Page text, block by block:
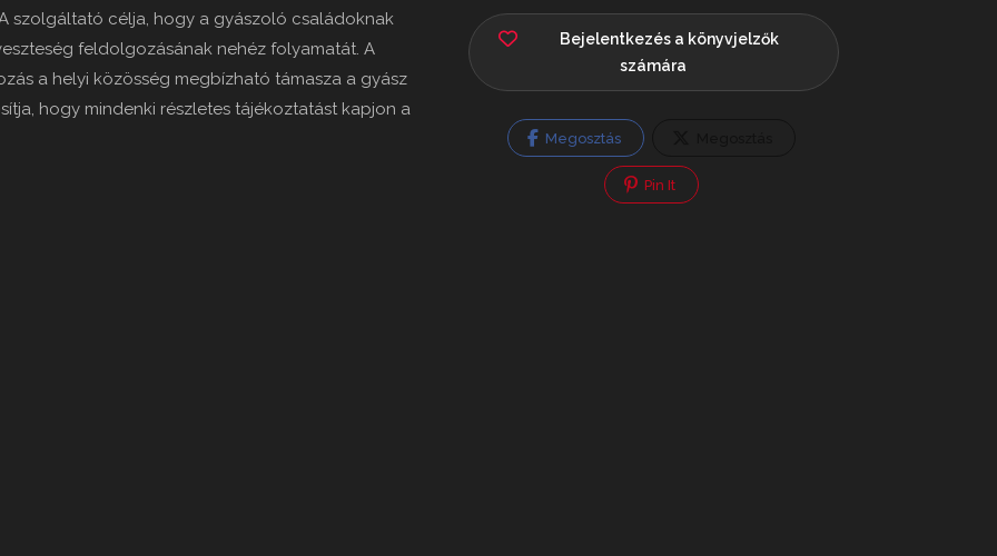
szolgáltató célja, hogy a gyászoló családoknak
feldolgozásának nehéz folyamatát. A
a helyi közösség megbízható támasza a gyász
hogy mindenki részletes tájékoztatást kapjon a
Bejelentkezés a könyvjelzők
számára
Megosztás
Pin It